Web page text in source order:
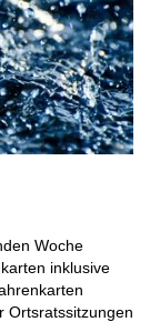
Woche
inklusive
Ortsratssitzungen